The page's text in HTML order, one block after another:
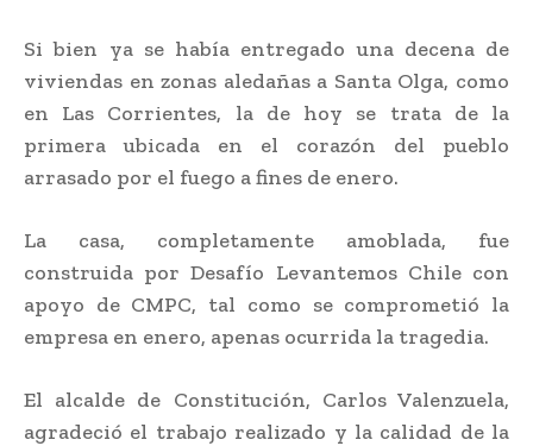
Si bien ya se había entregado una decena de
viviendas en zonas aledañas a Santa Olga, como
en Las Corrientes, la de hoy se trata de la
primera ubicada en el corazón del pueblo
arrasado por el fuego a fines de enero.
La casa, completamente amoblada, fue
construida por Desafío Levantemos Chile con
apoyo de CMPC, tal como se comprometió la
empresa en enero, apenas ocurrida la tragedia.
El alcalde de Constitución, Carlos Valenzuela,
agradeció el trabajo realizado y la calidad de la